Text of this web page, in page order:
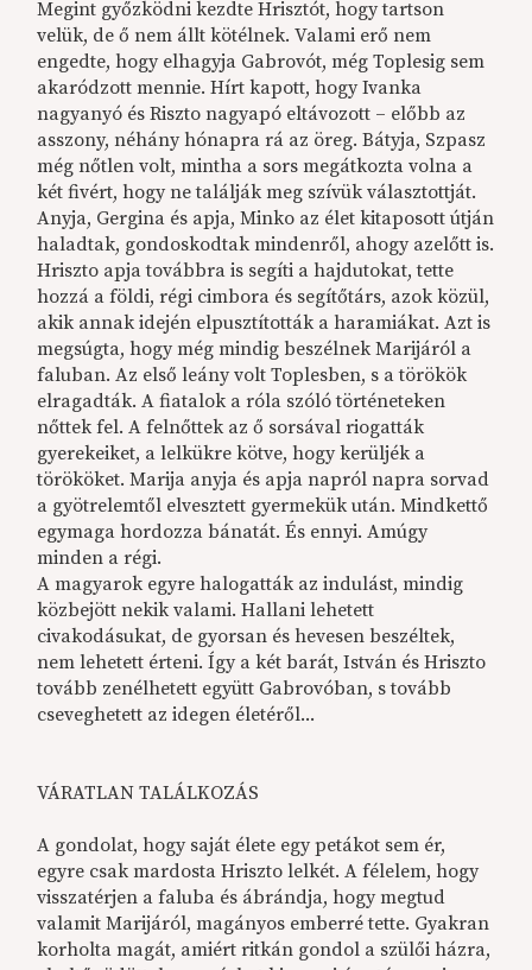
Megint győzködni kezdte Hrisztót, hogy tartson
velük, de ő nem állt kötélnek. Valami erő nem
engedte, hogy elhagyja Gabrovót, még Toplesig sem
akaródzott mennie. Hírt kapott, hogy Ivanka
nagyanyó és Riszto nagyapó eltávozott – előbb az
asszony, néhány hónapra rá az öreg. Bátyja, Szpasz
még nőtlen volt, mintha a sors megátkozta volna a
két fivért, hogy ne találják meg szívük választottját.
Anyja, Gergina és apja, Minko az élet kitaposott útján
haladtak, gondoskodtak mindenről, ahogy azelőtt is.
Hriszto apja továbbra is segíti a hajdutokat, tette
hozzá a földi, régi cimbora és segítőtárs, azok közül,
akik annak idején elpusztították a haramiákat. Azt is
megsúgta, hogy még mindig beszélnek Marijáról a
faluban. Az első leány volt Toplesben, s a törökök
elragadták. A fiatalok a róla szóló történeteken
nőttek fel. A felnőttek az ő sorsával riogatták
gyerekeiket, a lelkükre kötve, hogy kerüljék a
törököket. Marija anyja és apja napról napra sorvad
a gyötrelemtől elvesztett gyermekük után. Mindkettő
egymaga hordozza bánatát. És ennyi. Amúgy
minden a régi.
A magyarok egyre halogatták az indulást, mindig
közbejött nekik valami. Hallani lehetett
civakodásukat, de gyorsan és hevesen beszéltek,
nem lehetett érteni. Így a két barát, István és Hriszto
tovább zenélhetett együtt Gabrovóban, s tovább
cseveghetett az idegen életéről...
VÁRATLAN TALÁLKOZÁS
A gondolat, hogy saját élete egy petákot sem ér,
egyre csak mardosta Hriszto lelkét. A félelem, hogy
visszatérjen a faluba és ábrándja, hogy megtud
valamit Marijáról, magányos emberré tette. Gyakran
korholta magát, amiért ritkán gondol a szülői házra,